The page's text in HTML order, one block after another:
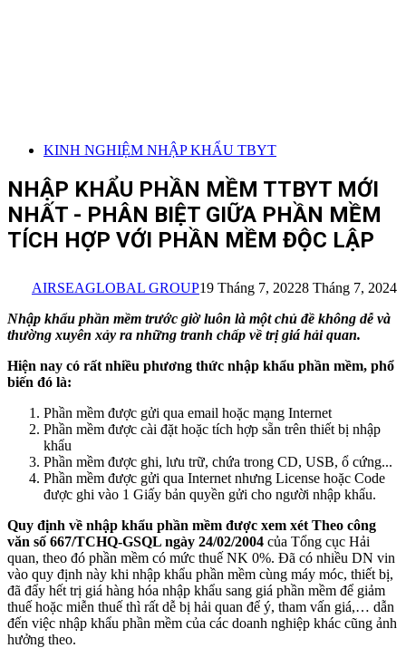
KINH NGHIỆM NHẬP KHẨU TBYT
NHẬP KHẨU PHẦN MỀM TTBYT MỚI
NHẤT - PHÂN BIỆT GIỮA PHẦN MỀM
TÍCH HỢP VỚI PHẦN MỀM ĐỘC LẬP
AIRSEAGLOBAL GROUP19 Tháng 7, 20228 Tháng 7, 2024
Nhập khẩu phần mềm trước giờ luôn là một chủ đề không dễ và
thường xuyên xảy ra những tranh chấp về trị giá hải quan.
Hiện nay có rất nhiều phương thức nhập khẩu phần mềm, phổ
biến đó là:
Phần mềm được gửi qua email hoặc mạng Internet
Phần mềm được cài đặt hoặc tích hợp sẵn trên thiết bị nhập
khẩu
Phần mềm được ghi, lưu trữ, chứa trong CD, USB, ổ cứng...
Phần mềm được gửi qua Internet nhưng License hoặc Code
được ghi vào 1 Giấy bản quyền gửi cho người nhập khẩu.
Quy định về nhập khẩu phần mềm được xem xét Theo công
văn số 667/TCHQ-GSQL ngày 24/02/2004 của Tổng cục Hải
quan, theo đó phần mềm có mức thuế NK 0%. Đã có nhiều DN vin
vào quy định này khi nhập khẩu phần mềm cùng máy móc, thiết bị,
đã đẩy hết trị giá hàng hóa nhập khẩu sang giá phần mềm để giảm
thuế hoặc miễn thuế thì rất dễ bị hải quan để ý, tham vấn giá,… dẫn
đến việc nhập khẩu phần mềm của các doanh nghiệp khác cũng ảnh
hưởng theo.